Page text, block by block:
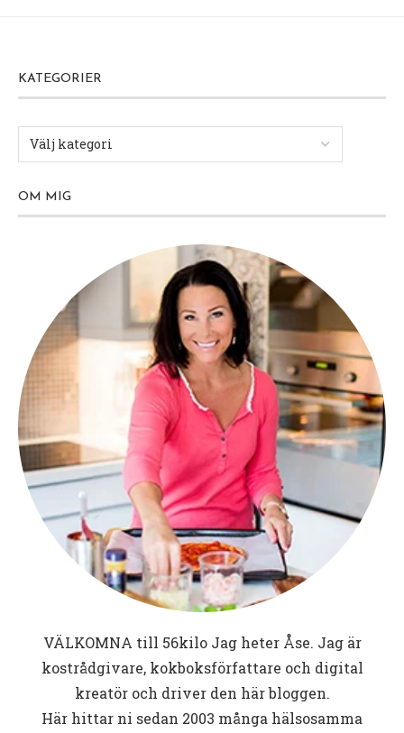
KATEGORIER
OM MIG
VÄLKOMNA till 56kiloJag heter Åse. Jag är
kostrådgivare, kokboksförfattare och digital
kreatör och driver den här bloggen.
Här hittar ni sedan 2003 många hälsosamma